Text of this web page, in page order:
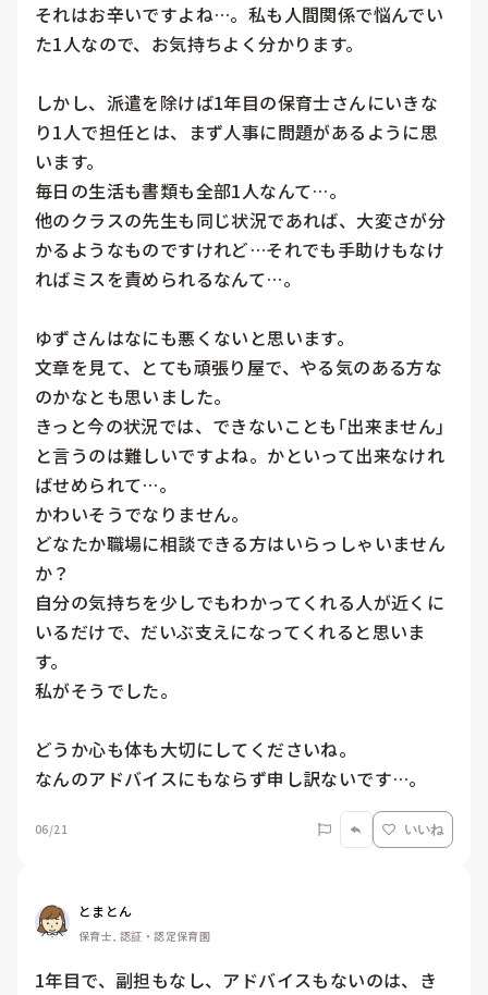
それはお辛いですよね…。私も人間関係で悩んでい
た1人なので、お気持ちよく分かります。
しかし、派遣を除けば1年目の保育士さんにいきな
り1人で担任とは、まず人事に問題があるように思
います。
毎日の生活も書類も全部1人なんて…。
他のクラスの先生も同じ状況であれば、大変さが分
かるようなものですけれど…それでも手助けもなけ
ればミスを責められるなんて…。
ゆずさんはなにも悪くないと思います。
文章を見て、とても頑張り屋で、やる気のある方な
のかなとも思いました。
きっと今の状況では、できないことも｢出来ません｣
と言うのは難しいですよね。かといって出来なけれ
ばせめられて…。
かわいそうでなりません。
どなたか職場に相談できる方はいらっしゃいません
か？
自分の気持ちを少しでもわかってくれる人が近くに
いるだけで、だいぶ支えになってくれると思いま
す。
私がそうでした。
どうか心も体も大切にしてくださいね。
なんのアドバイスにもならず申し訳ないです…。
06/21 いいね
とまとん
保育士, 認証・認定保育園
1年目で、副担もなし、アドバイスもないのは、き